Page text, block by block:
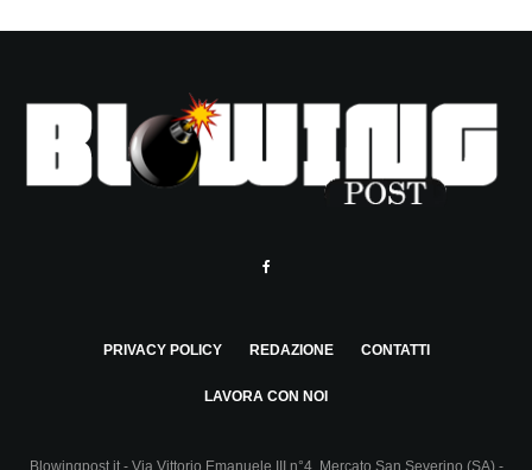
PRIVACY POLICY REDAZIONE CONTATTI
LAVORA CON NOI
Blowingpost.it - Via Vittorio Emanuele III n°4, Mercato San Severino (SA) -